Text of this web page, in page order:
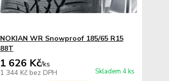
NOKIAN WR Snowproof 185/65 R15
88T
1 626 Kč/ks
1 344 Kč bez DPH Skladem 4 ks